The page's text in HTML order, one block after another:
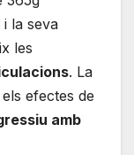
la seva
les
. La
efectes de
amb